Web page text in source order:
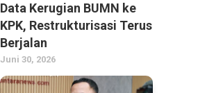
Data Kerugian BUMN ke
KPK, Restrukturisasi Terus
Berjalan
Juni 30, 2026